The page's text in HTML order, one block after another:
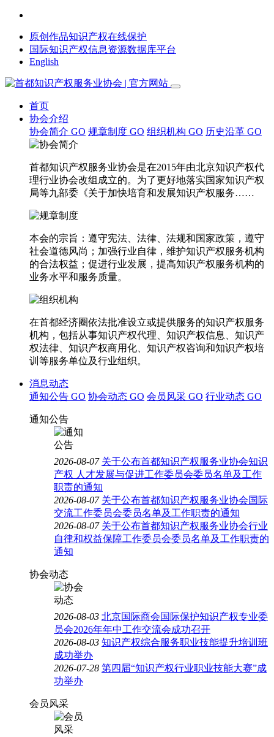
原创作品知识产权在线保护
国际知识产权信息资源数据库平台
English
首页
协会介绍
协会简介 GO 规章制度 GO 组织机构 GO 历史沿革 GO
首都知识产权服务业协会是在2015年由北京知识产权代
理行业协会改组成立的。为了更好地落实国家知识产权
局等九部委《关于加快培育和发展知识产权服务……
本会的宗旨：遵守宪法、法律、法规和国家政策，遵守
社会道德风尚；加强行业自律，维护知识产权服务机构
的合法权益；促进行业发展，提高知识产权服务机构的
业务水平和服务质量。
在首都经济圈依法批准设立或提供服务的知识产权服务
机构，包括从事知识产权代理、知识产权信息、知识产
权法律、知识产权商用化、知识产权咨询和知识产权培
训等服务单位及行业组织。
消息动态
通知公告 GO 协会动态 GO 会员风采 GO 行业动态 GO
通知公告
2026-08-07 关于公布首都知识产权服务业协会知识
产权 人才发展与促进工作委员会委员名单及工作
职责的通知
2026-08-07 关于公布首都知识产权服务业协会国际
交流工作委员会委员名单及工作职责的通知
2026-08-07 关于公布首都知识产权服务业协会行业
自律和权益保障工作委员会委员名单及工作职责的
通知
协会动态
2026-08-03 北京国际商会国际保护知识产权专业委
员会2026年年中工作交流会成功召开
2026-08-03 知识产权综合服务职业技能提升培训班
成功举办
2026-07-28 第四届“知识产权行业职业技能大赛”成
功举办
会员风采